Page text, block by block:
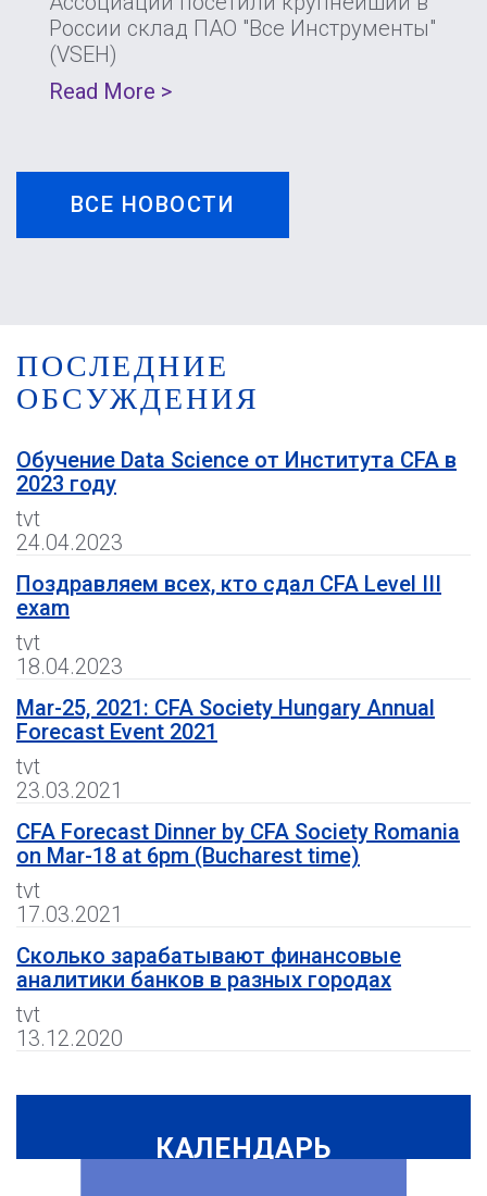
России склад ПАО "Все Инструменты"
(VSEH)
Read More >
ВСЕ НОВОСТИ
ПОСЛЕДНИЕ
ОБСУЖДЕНИЯ
Обучение Data Science от Института CFA в
2023 году
tvt
24.04.2023
Поздравляем всех, кто сдал CFA Level III
exam
tvt
18.04.2023
Mar-25, 2021: CFA Society Hungary Annual
Forecast Event 2021
tvt
23.03.2021
CFA Forecast Dinner by CFA Society Romania
on Mar-18 at 6pm (Bucharest time)
tvt
17.03.2021
Сколько зарабатывают финансовые
аналитики банков в разных городах
tvt
13.12.2020
КАЛЕНДАРЬ